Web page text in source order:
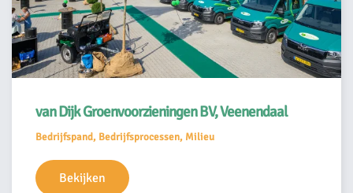
van Dijk Groenvoorzieningen BV, Veenendaal
Bedrijfspand, Bedrijfsprocessen, Milieu
Bekijken